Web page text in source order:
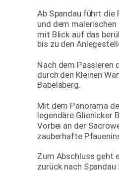
Ab Spandau führt die
und dem
mit Blick auf das
bis zu den
Nach dem Passieren
durch den Kleinen
Babelsberg.
Mit dem Panorama
legendäre Glienicker
Vorbei an der
zauberhafte
Zum Abschluss geht
zurück nach Spandau